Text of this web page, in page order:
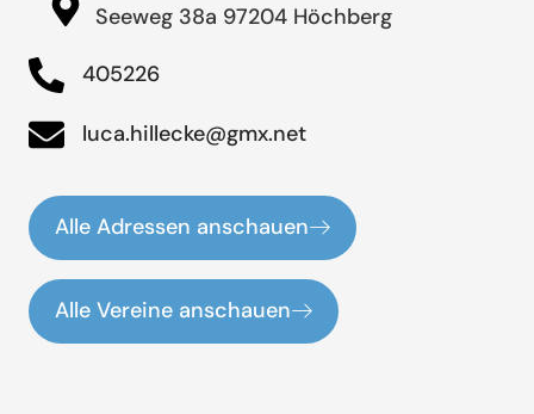
Seeweg 38a 97204 Höchberg
405226
luca.hillecke@gmx.net
Alle Adressen anschauen
Alle Vereine anschauen